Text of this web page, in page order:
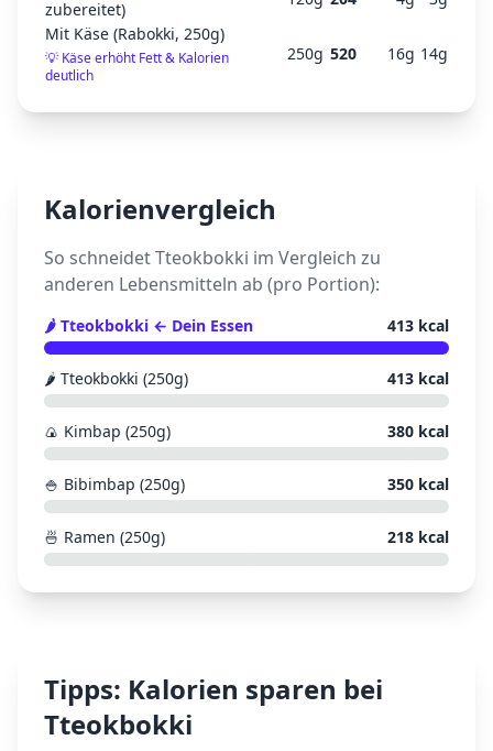
zubereitet)
Mit Käse (Rabokki, 250g)
💡 Käse erhöht Fett & Kalorien
deutlich
250g 520 16g 14g
Kalorienvergleich
So schneidetTteokbokki im Vergleich zu
anderen Lebensmitteln ab (pro Portion):
🌶️ Tteokbokki ← Dein Essen 413 kcal
🌶️ Tteokbokki (250g) 413 kcal
🍙 Kimbap (250g) 380 kcal
🍚 Bibimbap (250g) 350 kcal
🍜 Ramen (250g) 218 kcal
Tipps: Kalorien sparen bei
Tteokbokki